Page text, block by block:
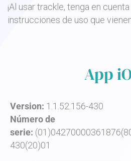
¡Al usar trackle, tenga en
instrucciones de uso que
App
Version: 1.1.52.156-430
Número de
serie:
430(20)01